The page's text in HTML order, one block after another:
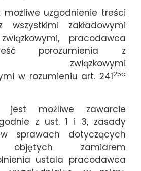
możliwe uzgodnienie treści
wszystkimi zakładowymi
pracodawca
porozumienia z
związkowymi
w rozumieniu art. 24125a
możliwe zawarcie
z ust. 1 i 3, zasady
sprawach dotyczących
objętych zamiarem
ustala pracodawca